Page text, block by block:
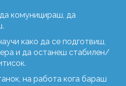
комуницираш, да
како да се подготвиш,
и да останеш стабилен/
на работа кога бараш